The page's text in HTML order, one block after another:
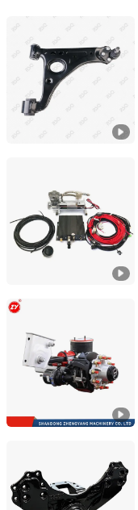
Guangzhou PSQ
Guangdong, China
Qingdao GKT Shock
Shandong, China
Shandong
Shandong, China
Shiyan Keheng
Hubei, China